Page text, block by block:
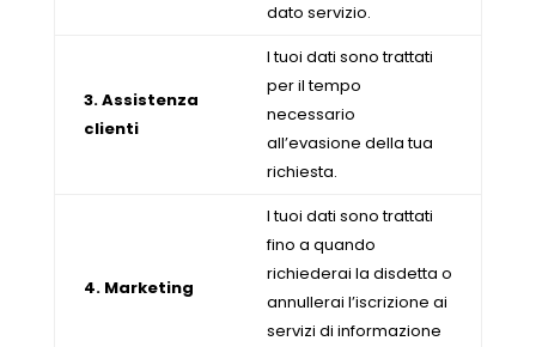
dato servizio.
3. Assistenza
clienti
I tuoi dati sono trattati
per il tempo
necessario
all’evasione della tua
richiesta.
4. Marketing
I tuoi dati sono trattati
fino a quando
richiederai la disdetta o
annullerai l’iscrizione ai
servizi di informazione